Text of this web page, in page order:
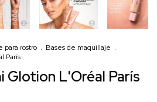
para rostro . Bases de maquillaje .
París
Glotion L'Oréal París